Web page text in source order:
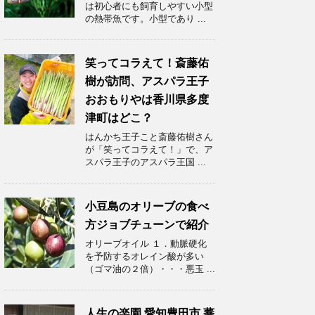
は初心者にも飼育しやすい小型
の熱帯魚です。小型であり ...
笑ってコラえて！斎藤佑
樹が訪問、アスパラ王子
おおもりやは香川県多度
津町はどこ？
はんかち王子こと斎藤佑樹さん
が「笑ってコラえて！」で、ア
スパラ王子のアスパラ王国 ...
小豆島のオリーブの食べ
方ジョブチューンで紹介
オリーブオイル １．動脈硬化
を予防するオレイン酸が多い
（ゴマ油の２倍）・・・悪玉 ...